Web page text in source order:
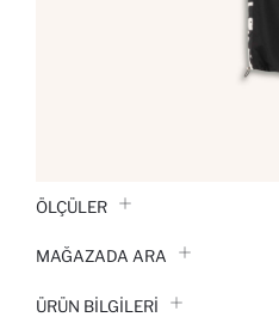
ÖLÇÜLER
MAĞAZADA ARA
ÜRÜN BILGILERI